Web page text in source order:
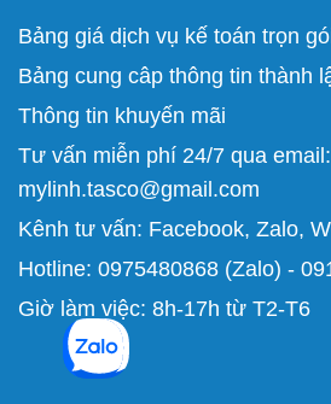
Bảng giá dịch vụ kế toán trọn
Bảng cung câp thông tin thành
Thông tin khuyến mãi
Tư vấn miễn phí 24/7 qua email:
mylinh.tasco@gmail.com
Kênh tư vấn: Facebook, Zalo,
Hotline: 0975480868 (Zalo) -
Giờ làm việc: 8h-17h từ T2-T6